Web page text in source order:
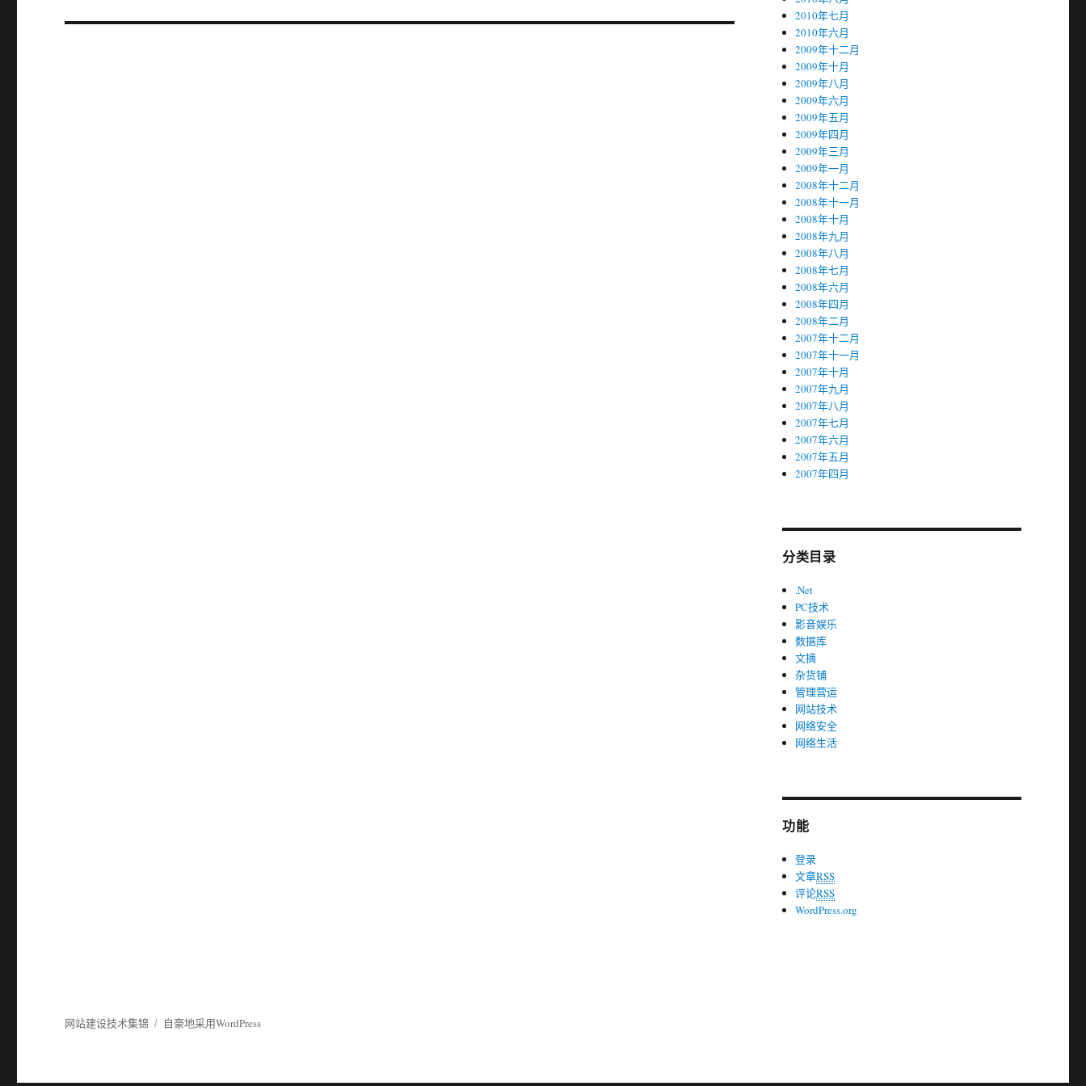
文
2010年七月
2010年六月
2009年十二月
2009年十月
2009年八月
2009年六月
2009年五月
2009年四月
2009年三月
2009年一月
2008年十二月
2008年十一月
2008年十月
2008年九月
2008年八月
2008年七月
2008年六月
2008年四月
2008年二月
2007年十二月
2007年十一月
2007年十月
2007年九月
2007年八月
2007年七月
2007年六月
2007年五月
2007年四月
分类目录
.Net
PC技术
影音娱乐
数据库
文摘
杂货铺
管理营运
网站技术
网络安全
网络生活
功能
登录
文章RSS
评论RSS
WordPress.org
网站建设技术集锦 自豪地采用WordPress